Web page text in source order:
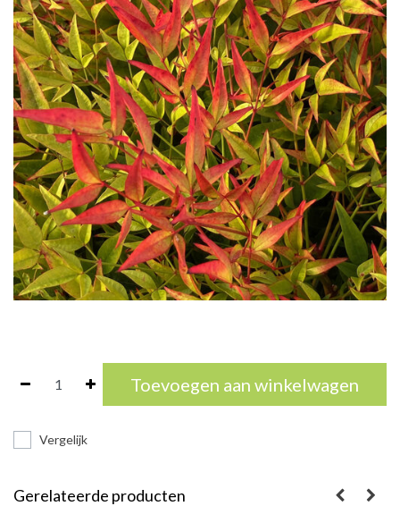
Toevoegen aan winkelwagen
Vergelijk
Gerelateerde producten